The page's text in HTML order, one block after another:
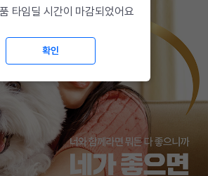
타임딜 시간이 마감되었어요
확인